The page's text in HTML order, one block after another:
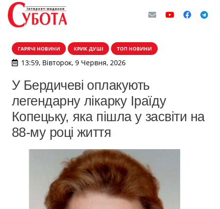
ГАРЯЧІ НОВИНИ КРИК ДУШІ ТОП НОВИНИ
13:59, Вівторок, 9 Червня, 2026
У Бердичеві оплакують
легендарну лікарку Іраїду
Копецьку, яка пішла у засвіти на
88-му році життя